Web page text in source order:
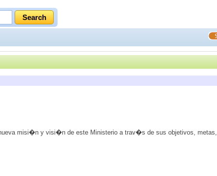
misi�n y visi�n de este Ministerio a trav�s de sus objetivos, metas,